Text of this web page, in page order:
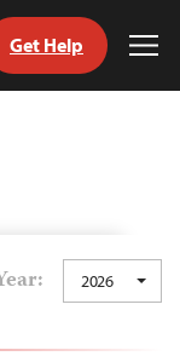
Get Help
2026